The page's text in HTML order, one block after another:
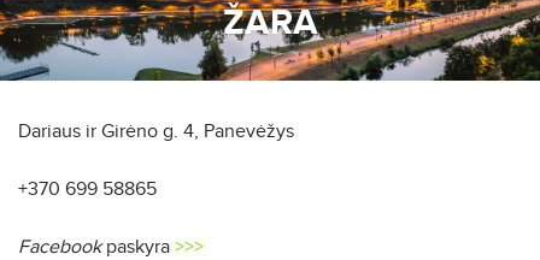
ŽARA
Dariaus ir Girėno g. 4, Panevėžys
+370 699 58865
Facebookpaskyra >>>